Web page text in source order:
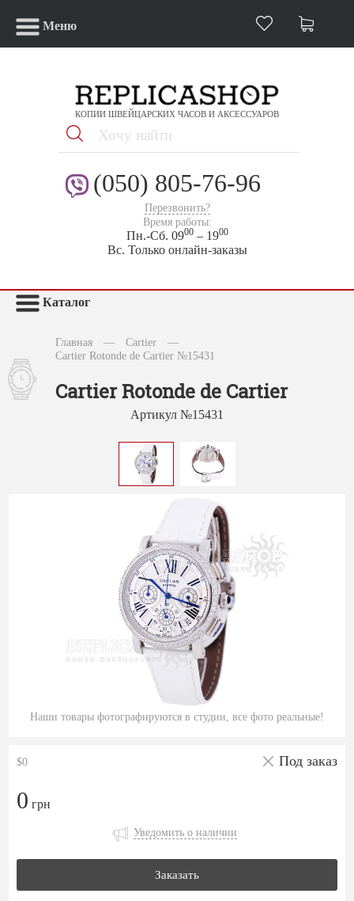
Меню
КОПИИ ШВЕЙЦАРСКИХ ЧАСОВ И АКСЕССУАРОВ
(050) 805-76-96
Перезвонить?
Время работы:
Пн.-Сб. 0900– 1900
Вс. Только онлайн-заказы
Каталог
Главная — Cartier
—
Cartier Rotonde de Cartier №15431
Cartier Rotonde de Cartier
Артикул №15431
Наши товары фотографируются в студии, все фото реальные!
$0 Под заказ
0 грн
Уведомить о наличии
Заказать